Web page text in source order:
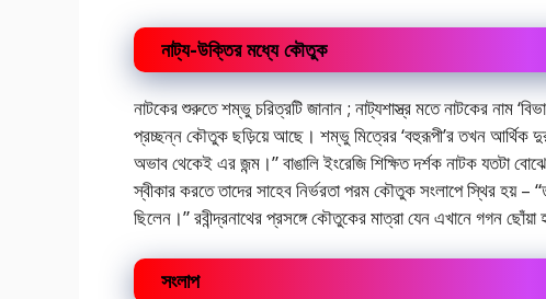
নাট্য-উক্তির মধ্যে কৌতুক
নাটকের শুরুতে শম্ভু চরিত্রটি জানান ; নাট্যশাস্ত্র মতে নাটকের নাম
প্রচ্ছন্ন কৌতুক ছড়িয়ে আছে। শম্ভু মিত্রের ‘বহুরূপী’র তখন আর্থিক
অভাব থেকেই এর জন্ম।” বাঙালি ইংরেজি শিক্ষিত দর্শক নাটক যতটা
স্বীকার করতে তাদের সাহেব নির্ভরতা পরম কৌতুক সংলাপে স্থির হয়‌ –
ছিলেন।” রবীন্দ্রনাথের প্রসঙ্গে কৌতুকের মাত্রা যেন এখানে গগন ছোঁয়া
সংলাপ